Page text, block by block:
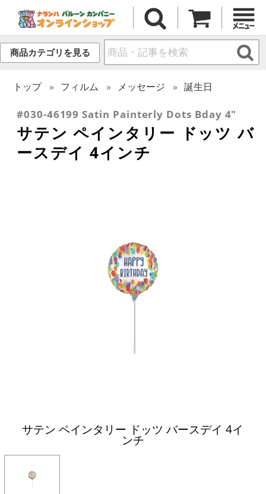
商品カテゴリを見る
トップ フィルム メッセージ 誕生日
#030-46199 Satin Painterly Dots Bday 4"
サテン ペインタリー ドッツ バ
ースデイ 4インチ
サテン ペインタリー ドッツ バースデイ 4イ
ンチ